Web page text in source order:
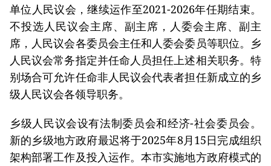
单位人民议会，继续运作至2021-2026年任期结束。
不投选人民议会主席、副主席，人委会主席、副主
席，人民议会各委员会主任和人委会委员等职位。乡
人民议会常务指定并任命人员担任上述相关职务。特
别场合可允许任命非人民议会代表者担任新成立的乡
级人民议会各领导职务。
乡级人民议会设有法制委员会和经济-社会委员会。
新的乡级地方政府最迟将于2025年8月15日完成组织
架构部署工作及投入运作。本市实施地方政府模式的